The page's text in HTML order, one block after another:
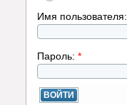
Имя пользователя:
Пароль: *